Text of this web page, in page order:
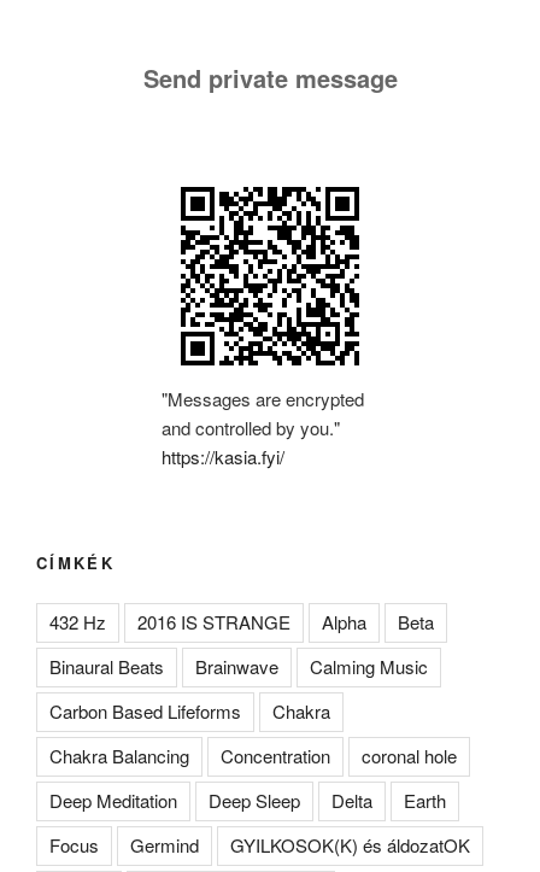
Send private message
"Messages are encrypted
and controlled by you."
https://kasia.fyi/
CÍMKÉK
432 Hz 2016 IS STRANGE Alpha
Beta
Binaural Beats
Brainwave
Calming Music
Carbon Based Lifeforms
Chakra
Chakra Balancing
Concentration
coronal hole
Deep Meditation
Deep Sleep Delta
Earth
Focus
Germind GYILKOSOK(K) és áldozatOK